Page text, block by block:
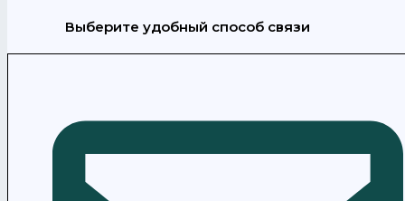
Выберите удобный способ связи